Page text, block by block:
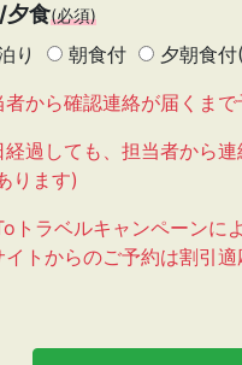
夕食(必須)
り 朝食付
夕朝食
者から確認連絡が届くま
経過しても、担当者から
ります)
トラベルキャンペーンに
トからのご予約は割引適